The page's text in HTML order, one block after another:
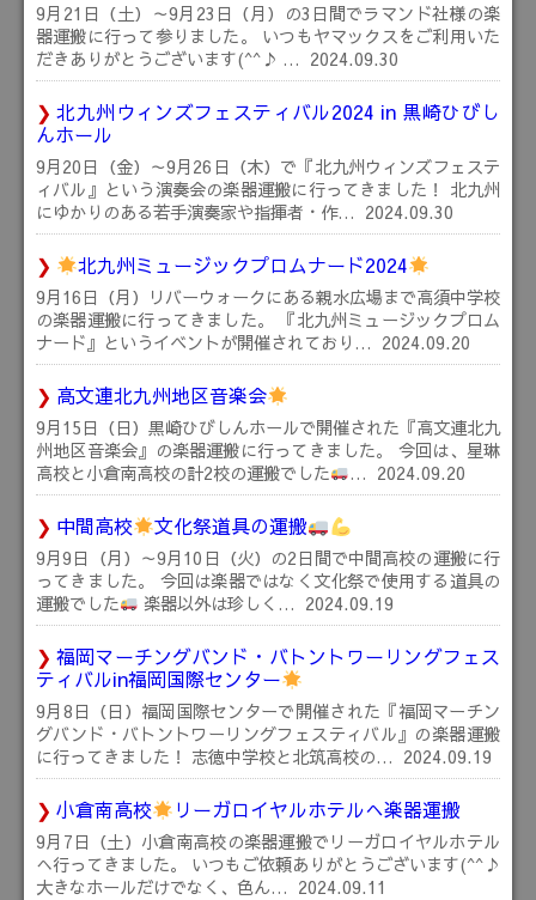
9月21日（土）～9月23日（月）の3日間でラマンド社様の楽
器運搬に行って参りました。 いつもヤマックスをご利用いた
だきありがとうございます(^^♪ … 2024.09.30
北九州ウィンズフェスティバル2024 in 黒崎ひびし
んホール
9月20日（金）～9月26日（木）で『北九州ウィンズフェステ
ィバル』という演奏会の楽器運搬に行ってきました！ 北九州
にゆかりのある若手演奏家や指揮者・作… 2024.09.30
北九州ミュージックプロムナード2024
9月16日（月）リバーウォークにある親水広場まで高須中学校
の楽器運搬に行ってきました。 『北九州ミュージックプロム
ナード』というイベントが開催されており… 2024.09.20
高文連北九州地区音楽会
9月15日（日）黒崎ひびしんホールで開催された『高文連北九
州地区音楽会』の楽器運搬に行ってきました。 今回は、星琳
高校と小倉南高校の計2校の運搬でした
… 2024.09.20
中間高校 文化祭道具の運搬
9月9日（月）～9月10日（火）の2日間で中間高校の運搬に行
ってきました。 今回は楽器ではなく文化祭で使用する道具の
運搬でした
楽器以外は珍しく… 2024.09.19
福岡マーチングバンド・バトントワーリングフェス
ティバルin福岡国際センター
9月8日（日）福岡国際センターで開催された『福岡マーチン
グバンド・バトントワーリングフェスティバル』の楽器運搬
に行ってきました！ 志徳中学校と北筑高校の… 2024.09.19
小倉南高校 リーガロイヤルホテルへ楽器運搬
9月7日（土）小倉南高校の楽器運搬でリーガロイヤルホテル
へ行ってきました。 いつもご依頼ありがとうございます(^^♪
大きなホールだけでなく、色ん… 2024.09.11